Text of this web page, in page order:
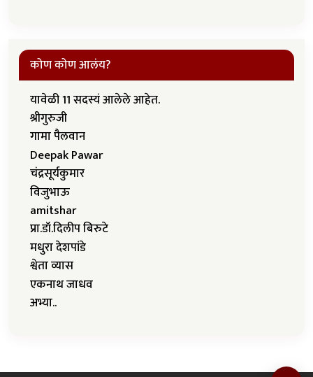
कोण कोण आलंय?
यावेळी 11 सदस्यं आलेले आहेत.
श्रीगुरुजी
गामा पैलवान
Deepak Pawar
चंद्रसूर्यकुमार
विजुभाऊ
amitshar
प्रा.डॉ.दिलीप बिरुटे
मधुरा देशपांडे
श्वेता व्यास
एकनाथ जाधव
अभ्या..